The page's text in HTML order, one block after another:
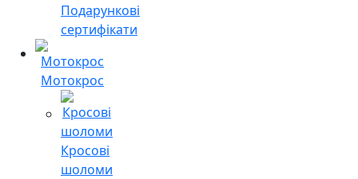
Подарункові
сертифікати
Мотокрос
Кросові
шоломи